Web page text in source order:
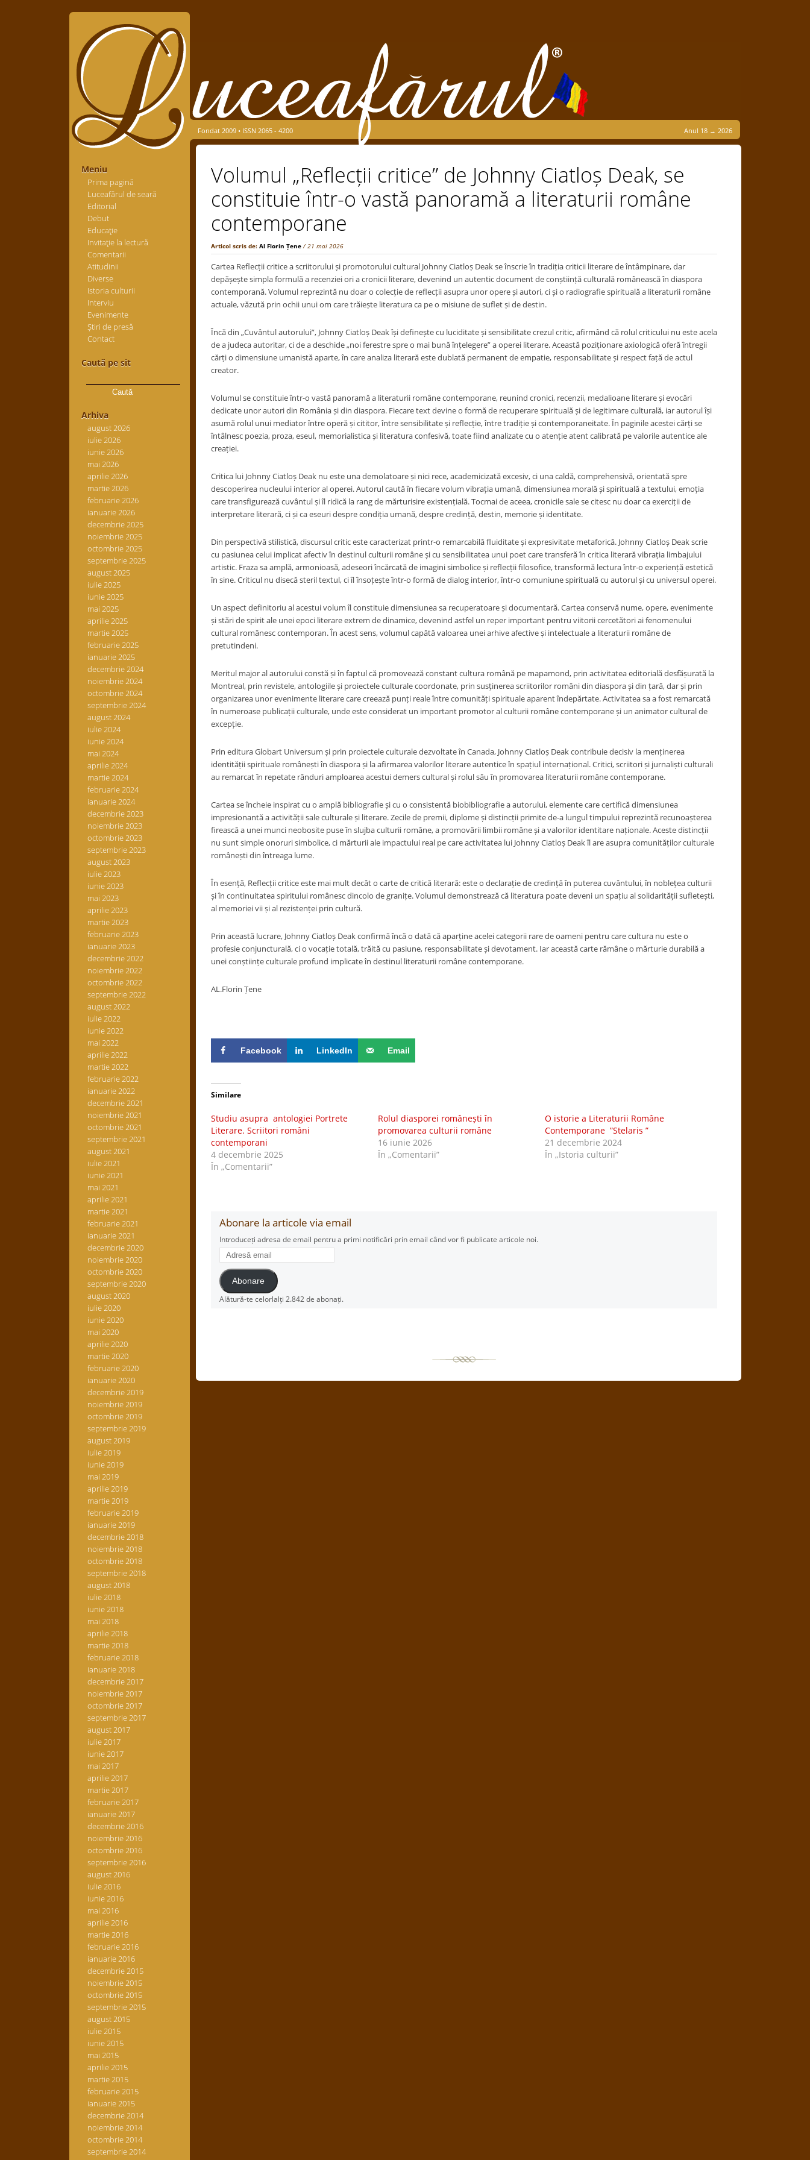
Meniu
Prima pagină
Luceafărul de seară
Editorial
Debut
Educaţie
Invitaţie la lectură
Comentarii
Atitudinii
Diverse
Istoria culturii
Interviu
Evenimente
Știri de presă
Contact
Caută pe sit
după:
Arhiva
august 2026
iulie 2026
iunie 2026
mai 2026
aprilie 2026
martie 2026
februarie 2026
ianuarie 2026
decembrie 2025
noiembrie 2025
octombrie 2025
septembrie 2025
august 2025
iulie 2025
iunie 2025
mai 2025
aprilie 2025
martie 2025
februarie 2025
ianuarie 2025
decembrie 2024
noiembrie 2024
octombrie 2024
septembrie 2024
august 2024
iulie 2024
iunie 2024
mai 2024
aprilie 2024
martie 2024
februarie 2024
ianuarie 2024
decembrie 2023
noiembrie 2023
octombrie 2023
septembrie 2023
august 2023
iulie 2023
iunie 2023
mai 2023
aprilie 2023
martie 2023
februarie 2023
ianuarie 2023
decembrie 2022
noiembrie 2022
octombrie 2022
septembrie 2022
august 2022
iulie 2022
iunie 2022
mai 2022
aprilie 2022
martie 2022
februarie 2022
ianuarie 2022
decembrie 2021
noiembrie 2021
octombrie 2021
septembrie 2021
august 2021
iulie 2021
iunie 2021
mai 2021
aprilie 2021
martie 2021
februarie 2021
ianuarie 2021
decembrie 2020
noiembrie 2020
octombrie 2020
septembrie 2020
august 2020
iulie 2020
iunie 2020
mai 2020
aprilie 2020
martie 2020
februarie 2020
ianuarie 2020
decembrie 2019
noiembrie 2019
octombrie 2019
septembrie 2019
august 2019
iulie 2019
iunie 2019
mai 2019
aprilie 2019
martie 2019
februarie 2019
ianuarie 2019
decembrie 2018
noiembrie 2018
octombrie 2018
septembrie 2018
august 2018
iulie 2018
iunie 2018
mai 2018
aprilie 2018
martie 2018
februarie 2018
ianuarie 2018
decembrie 2017
noiembrie 2017
octombrie 2017
septembrie 2017
august 2017
iulie 2017
iunie 2017
mai 2017
aprilie 2017
martie 2017
februarie 2017
ianuarie 2017
decembrie 2016
noiembrie 2016
octombrie 2016
septembrie 2016
august 2016
iulie 2016
iunie 2016
mai 2016
aprilie 2016
martie 2016
februarie 2016
ianuarie 2016
decembrie 2015
noiembrie 2015
octombrie 2015
septembrie 2015
august 2015
iulie 2015
iunie 2015
mai 2015
aprilie 2015
martie 2015
februarie 2015
ianuarie 2015
decembrie 2014
noiembrie 2014
octombrie 2014
septembrie 2014
Fondat 2009 • ISSN 2065 - 4200 Anul 18 → 2026
Volumul „Reflecții critice” de Johnny Ciatloș Deak, se
constituie într-o vastă panoramă a literaturii române
contemporane
Articol scris de: Al Florin Țene / 21 mai 2026
Cartea Reflecții critice a scriitorului și promotorului cultural Johnny Ciatloș Deak se înscrie în tradiția criticii literare de întâmpinare, dar
depășește simpla formulă a recenziei ori a cronicii literare, devenind un autentic document de conștiință culturală românească în diaspora
contemporană. Volumul reprezintă nu doar o colecție de reflecții asupra unor opere și autori, ci și o radiografie spirituală a literaturii române
actuale, văzută prin ochii unui om care trăiește literatura ca pe o misiune de suflet și de destin.
Încă din „Cuvântul autorului”, Johnny Ciatloș Deak își definește cu luciditate și sensibilitate crezul critic, afirmând că rolul criticului nu este acela
de a judeca autoritar, ci de a deschide „noi ferestre spre o mai bună înțelegere” a operei literare. Această poziționare axiologică oferă întregii
cărți o dimensiune umanistă aparte, în care analiza literară este dublată permanent de empatie, responsabilitate și respect față de actul
creator.
Volumul se constituie într-o vastă panoramă a literaturii române contemporane, reunind cronici, recenzii, medalioane literare și evocări
dedicate unor autori din România și din diaspora. Fiecare text devine o formă de recuperare spirituală și de legitimare culturală, iar autorul își
asumă rolul unui mediator între operă și cititor, între sensibilitate și reflecție, între tradiție și contemporaneitate. În paginile acestei cărți se
întâlnesc poezia, proza, eseul, memorialistica și literatura confesivă, toate fiind analizate cu o atenție atent calibrată pe valorile autentice ale
creației.
Critica lui Johnny Ciatloș Deak nu este una demolatoare și nici rece, academicizată excesiv, ci una caldă, comprehensivă, orientată spre
descoperirea nucleului interior al operei. Autorul caută în fiecare volum vibrația umană, dimensiunea morală și spirituală a textului, emoția
care transfigurează cuvântul și îl ridică la rang de mărturisire existențială. Tocmai de aceea, cronicile sale se citesc nu doar ca exerciții de
interpretare literară, ci și ca eseuri despre condiția umană, despre credință, destin, memorie și identitate.
Din perspectivă stilistică, discursul critic este caracterizat printr-o remarcabilă fluiditate și expresivitate metaforică. Johnny Ciatloș Deak scrie
cu pasiunea celui implicat afectiv în destinul culturii române și cu sensibilitatea unui poet care transferă în critica literară vibrația limbajului
artistic. Fraza sa amplă, armonioasă, adeseori încărcată de imagini simbolice și reflecții filosofice, transformă lectura într-o experiență estetică
în sine. Criticul nu disecă steril textul, ci îl însoțește într-o formă de dialog interior, într-o comuniune spirituală cu autorul și cu universul operei.
Un aspect definitoriu al acestui volum îl constituie dimensiunea sa recuperatoare și documentară. Cartea conservă nume, opere, evenimente
și stări de spirit ale unei epoci literare extrem de dinamice, devenind astfel un reper important pentru viitorii cercetători ai fenomenului
cultural românesc contemporan. În acest sens, volumul capătă valoarea unei arhive afective și intelectuale a literaturii române de
pretutindeni.
Meritul major al autorului constă și în faptul că promovează constant cultura română pe mapamond, prin activitatea editorială desfășurată la
Montreal, prin revistele, antologiile și proiectele culturale coordonate, prin susținerea scriitorilor români din diaspora și din țară, dar și prin
organizarea unor evenimente literare care creează punți reale între comunități spirituale aparent îndepărtate. Activitatea sa a fost remarcată
în numeroase publicații culturale, unde este considerat un important promotor al culturii române contemporane și un animator cultural de
excepție.
Prin editura Globart Universum și prin proiectele culturale dezvoltate în Canada, Johnny Ciatloș Deak contribuie decisiv la menținerea
identității spirituale românești în diaspora și la afirmarea valorilor literare autentice în spațiul internațional. Critici, scriitori și jurnaliști culturali
au remarcat în repetate rânduri amploarea acestui demers cultural și rolul său în promovarea literaturii române contemporane.
Cartea se încheie inspirat cu o amplă bibliografie și cu o consistentă biobibliografie a autorului, elemente care certifică dimensiunea
impresionantă a activității sale culturale și literare. Zecile de premii, diplome și distincții primite de-a lungul timpului reprezintă recunoașterea
firească a unei munci neobosite puse în slujba culturii române, a promovării limbii române și a valorilor identitare naționale. Aceste distincții
nu sunt simple onoruri simbolice, ci mărturii ale impactului real pe care activitatea lui Johnny Ciatloș Deak îl are asupra comunităților culturale
românești din întreaga lume.
În esență, Reflecții critice este mai mult decât o carte de critică literară: este o declarație de credință în puterea cuvântului, în noblețea culturii
și în continuitatea spiritului românesc dincolo de granițe. Volumul demonstrează că literatura poate deveni un spațiu al solidarității sufletești,
al memoriei vii și al rezistenței prin cultură.
Prin această lucrare, Johnny Ciatloș Deak confirmă încă o dată că aparține acelei categorii rare de oameni pentru care cultura nu este o
profesie conjuncturală, ci o vocație totală, trăită cu pasiune, responsabilitate și devotament. Iar această carte rămâne o mărturie durabilă a
unei conștiințe culturale profund implicate în destinul literaturii române contemporane.
AL.Florin Țene
Facebook LinkedIn Email
Similare
Studiu asupra antologiei Portrete
Literare. Scriitori români
contemporani
4 decembrie 2025
În „Comentarii”
Rolul diasporei românești în
promovarea culturii române
16 iunie 2026
În „Comentarii”
O istorie a Literaturii Române
Contemporane ”Stelaris ”
21 decembrie 2024
În „Istoria culturii”
Abonare la articole via email
Introduceți adresa de email pentru a primi notificări prin email când vor fi publicate articole noi.
Adresă
email
Abonare
Alătură-te celorlalți 2.842 de abonați.